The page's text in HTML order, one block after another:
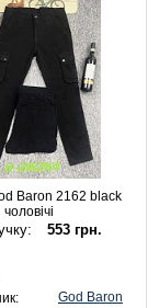
Baron 2162 black
чоловічі
553 грн.
God Baron